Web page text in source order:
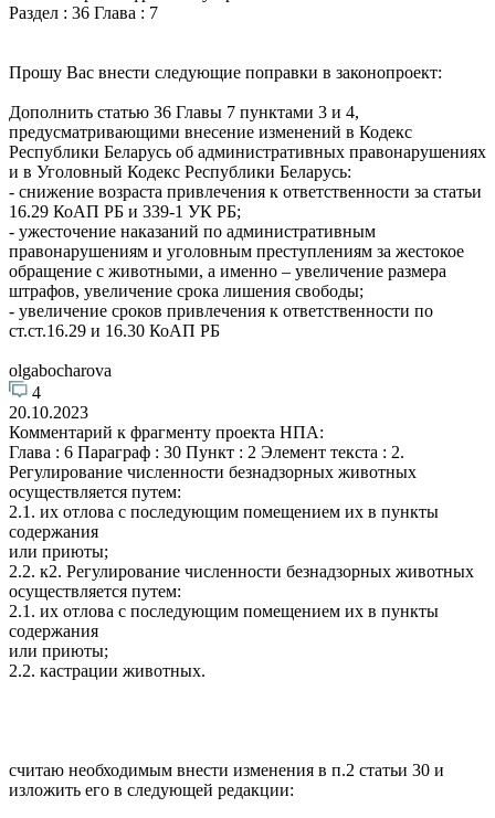
Раздел : 36 Глава : 7
Прошу Вас внести следующие поправки в законопроект:
Дополнить статью 36 Главы 7 пунктами 3 и 4,
предусматривающими внесение изменений в Кодекс
Республики Беларусь об административных правонарушениях
и в Уголовный Кодекс Республики Беларусь:
- снижение возраста привлечения к ответственности за статьи
16.29 КоАП РБ и 339-1 УК РБ;
- ужесточение наказаний по административным
правонарушениям и уголовным преступлениям за жестокое
обращение с животными, а именно – увеличение размера
штрафов, увеличение срока лишения свободы;
- увеличение сроков привлечения к ответственности по
ст.ст.16.29 и 16.30 КоАП РБ
olgabocharova
4
20.10.2023
Комментарий к фрагменту проекта НПА:
Глава : 6 Параграф : 30 Пункт : 2 Элемент текста : 2.
Регулирование численности безнадзорных животных
осуществляется путем:
2.1. их отлова с последующим помещением их в пункты
содержания
или приюты;
2.2. к2. Регулирование численности безнадзорных животных
осуществляется путем:
2.1. их отлова с последующим помещением их в пункты
содержания
или приюты;
2.2. кастрации животных.
считаю необходимым внести изменения в п.2 статьи 30 и
изложить его в следующей редакции: